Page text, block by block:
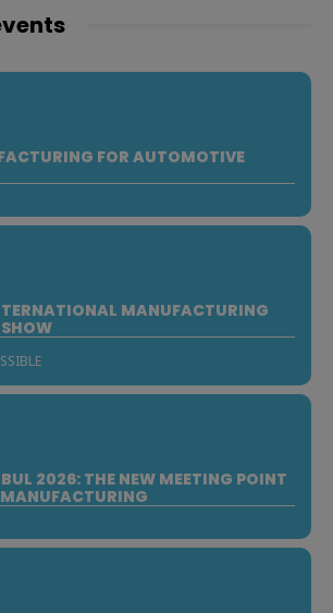
FOR AUTOMOTIVE
MANUFACTURING
2026: THE NEW MEETING POINT